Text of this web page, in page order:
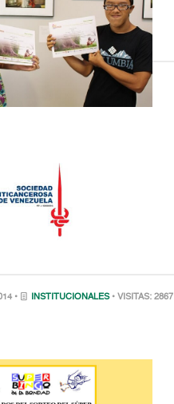
• INSTITUCIONALES • VISITAS: 2867